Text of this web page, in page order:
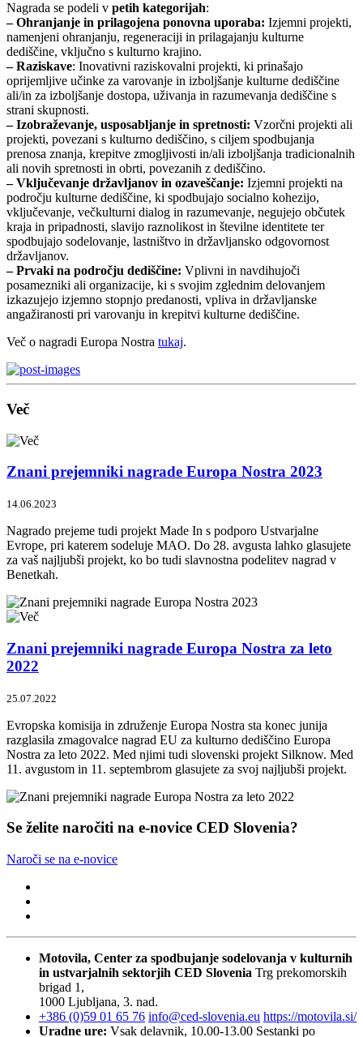
Nagrada se podeli v petih kategorijah:
– Ohranjanje in prilagojena ponovna uporaba: Izjemni projekti,
namenjeni ohranjanju, regeneraciji in prilagajanju kulturne
dediščine, vključno s kulturno krajino.
– Raziskave: Inovativni raziskovalni projekti, ki prinašajo
oprijemljive učinke za varovanje in izboljšanje kulturne dediščine
ali/in za izboljšanje dostopa, uživanja in razumevanja dediščine s
strani skupnosti.
– Izobraževanje, usposabljanje in spretnosti: Vzorčni projekti ali
projekti, povezani s kulturno dediščino, s ciljem spodbujanja
prenosa znanja, krepitve zmogljivosti in/ali izboljšanja tradicionalnih
ali novih spretnosti in obrti, povezanih z dediščino.
– Vključevanje državljanov in ozaveščanje: Izjemni projekti na
področju kulturne dediščine, ki spodbujajo socialno kohezijo,
vključevanje, večkulturni dialog in razumevanje, negujejo občutek
kraja in pripadnosti, slavijo raznolikost in številne identitete ter
spodbujajo sodelovanje, lastništvo in državljansko odgovornost
državljanov.
– Prvaki na področju dediščine: Vplivni in navdihujoči
posamezniki ali organizacije, ki s svojim zglednim delovanjem
izkazujejo izjemno stopnjo predanosti, vpliva in državljanske
angažiranosti pri varovanju in krepitvi kulturne dediščine.
Več o nagradi Europa Nostra tukaj.
Več
Znani prejemniki nagrade Europa Nostra 2023
14.06.2023
Nagrado prejeme tudi projekt Made In s podporo Ustvarjalne
Evrope, pri katerem sodeluje MAO. Do 28. avgusta lahko glasujete
za vaš najljubši projekt, ko bo tudi slavnostna podelitev nagrad v
Benetkah.
Znani prejemniki nagrade Europa Nostra za leto
2022
25.07.2022
Evropska komisija in združenje Europa Nostra sta konec junija
razglasila zmagovalce nagrad EU za kulturno dediščino Europa
Nostra za leto 2022. Med njimi tudi slovenski projekt Silknow. Med
11. avgustom in 11. septembrom glasujete za svoj najljubši projekt.
Se želite naročiti na e-novice CED Slovenia?
Naroči se na e-novice
Motovila, Center za spodbujanje sodelovanja v kulturnih
in ustvarjalnih sektorjih CED Slovenia Trg prekomorskih
brigad 1,
1000 Ljubljana, 3. nad.
+386 (0)59 01 65 76 info@ced-slovenia.eu https://motovila.si/
Uradne ure: Vsak delavnik, 10.00-13.00 Sestanki po